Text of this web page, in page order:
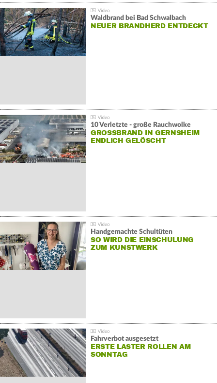
Waldbrand bei Bad Schwalbach
NEUER BRANDHERD ENTDECKT
10 Verletzte - große Rauchwolke
GROSSBRAND IN GERNSHEIM E
NDLICH GELÖSCHT
Handgemachte Schultüten
SO WIRD DIE EINSCHULUNG
ZUM KUNSTWERK
Fahrverbot ausgesetzt
ERSTE LASTER ROLLEN AM
SONNTAG